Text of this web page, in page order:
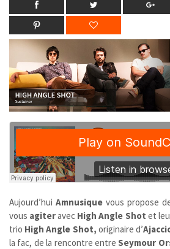
Aujourd’hui Amnusique vous propose
vous agiteravec High Angle Shot et
trio High Angle Shot, originaire d’
la fac, de la rencontre entreSeymour